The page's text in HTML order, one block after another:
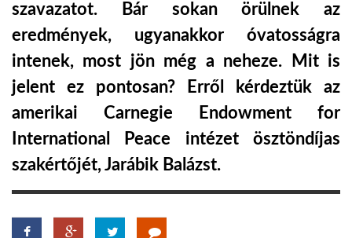
GLOBOTV BP
HÍR3D
TROPICALMAGAZIN
GLOBOTV
szavazatot. Bár sokan örülnek az
eredmények, ugyanakkor óvatosságra
intenek, most jön még a neheze. Mit is
jelent ez pontosan? Erről kérdeztük az
amerikai Carnegie Endowment for
International Peace intézet ösztöndíjas
szakértőjét, Jarábik Balázst.